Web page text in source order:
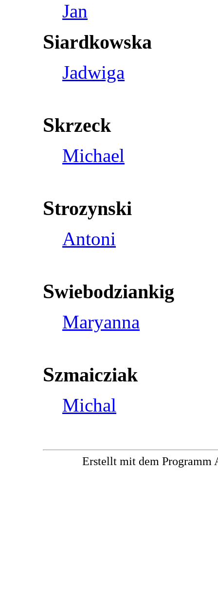
Jan
Siardkowska
Jadwiga
Skrzeck
Michael
Strozynski
Antoni
Swiebodziankig
Maryanna
Szmaicziak
Michal
Erstellt mit dem